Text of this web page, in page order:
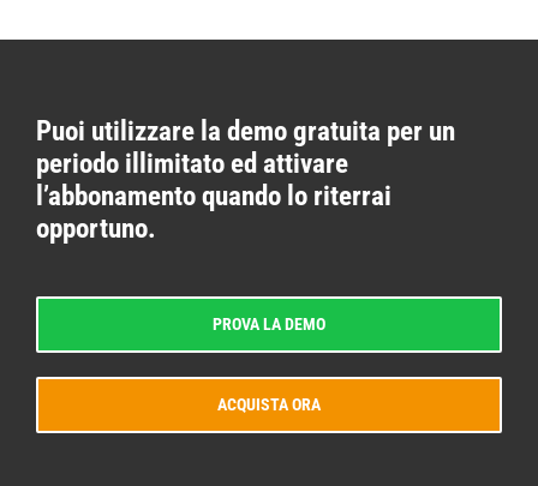
Puoi utilizzare la demo gratuita per un
periodo illimitato ed attivare
l’abbonamento quando lo riterrai
opportuno.
PROVA LA DEMO
ACQUISTA ORA